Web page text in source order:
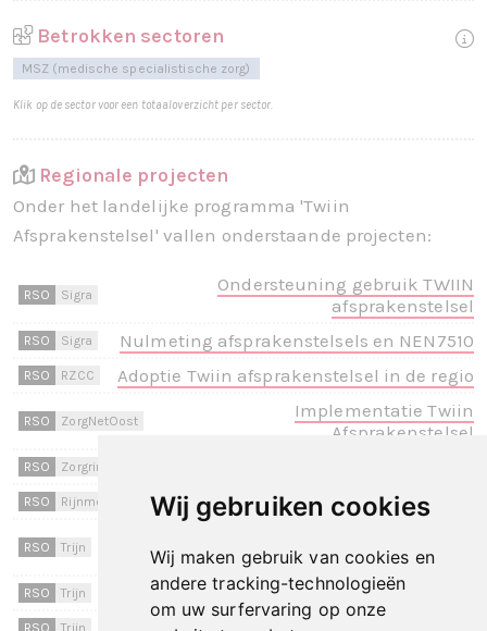
Wij gebruiken cookies
Wij maken gebruik van cookies en
andere tracking-technologieën
om uw surfervaring op onze
Betrokken sectoren
MSZ (medische specialistische zorg)
Klik op de sector voor een totaaloverzicht per sector.
Regionale projecten
Onder het landelijke programma 'Twiin
Afsprakenstelsel' vallen onderstaande projecten:
Ondersteuning gebruik TWIIN
afsprakenstelsel
RSO Sigra
Nulmeting afsprakenstelsels en NEN7510
RSO Sigra
Adoptie Twiin afsprakenstelsel in de regio
RSO RZCC
Implementatie Twiin
Afsprakenstelsel
RSO ZorgNetOost
RSO Zorgring
Implementatie Twiin regio Rijnmond
RSO RijnmondNet
databeschikbaarheid
RSO Trijn
Generieke voorzieningen
RSO Trijn